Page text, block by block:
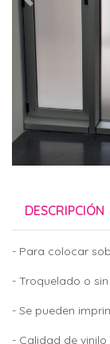
DESCRIPCIÓN
- Para colocar
- Troquelado o
- Se pueden
- Calidad de